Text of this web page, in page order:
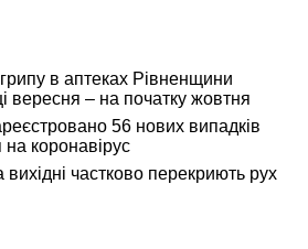
в аптеках Рівненщини
вересня – на початку жовтня
56 нових випадків
коронавірус
частково перекриють рух